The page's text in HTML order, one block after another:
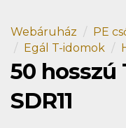
Webáruház PE
Egál T-idomok
50 hosszú
SDR11